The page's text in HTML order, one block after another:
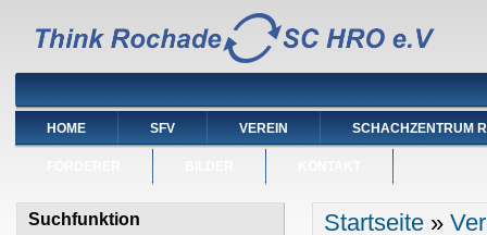
HOME SFV VEREIN SCHACHZENTRUM
Suchfunktion Sie sind hier
Startseite »